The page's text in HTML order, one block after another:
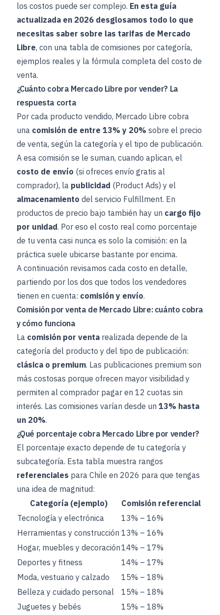
los costos puede ser complejo. En esta guía
actualizada en 2026 desglosamos todo lo que
necesitas saber sobre las tarifas de Mercado
Libre, con una tabla de comisiones por categoría,
ejemplos reales y la fórmula completa del costo de
venta.
¿Cuánto cobra Mercado Libre por vender? La
respuesta corta
Por cada producto vendido, Mercado Libre cobra
una comisión de entre 13% y 20% sobre el precio
de venta, según la categoría y el tipo de publicación.
A esa comisión se le suman, cuando aplican, el
costo de envío (si ofreces envío gratis al
comprador), la publicidad (Product Ads) y el
almacenamiento del servicio Fulfillment. En
productos de precio bajo también hay un cargo fijo
por unidad. Por eso el costo real como porcentaje
de tu venta casi nunca es solo la comisión: en la
práctica suele ubicarse bastante por encima.
A continuación revisamos cada costo en detalle,
partiendo por los dos que todos los vendedores
tienen en cuenta: comisión y envío.
Comisión por venta de Mercado Libre: cuánto cobra
y cómo funciona
La comisión por ventarealizada depende de la
categoría del producto y del tipo de publicación:
clásica o premium. Las publicaciones premium son
más costosas porque ofrecen mayor visibilidad y
permiten al comprador pagar en 12 cuotas sin
interés. Las comisiones varían desde un 13% hasta
un 20%.
¿Qué porcentaje cobra Mercado Libre por vender?
El porcentaje exacto depende de tu categoría y
subcategoría. Esta tabla muestra rangos
referenciales para Chile en 2026 para que tengas
una idea de magnitud:
Categoría (ejemplo)
Comisión referencial
Tecnología y electrónica
13% – 16%
Herramientas y construcción 13% – 16%
Hogar, muebles y decoración14% – 17%
Deportes y fitness
14% – 17%
Moda, vestuario y calzado
15% – 18%
Belleza y cuidado personal
15% – 18%
Juguetes y bebés
15% – 18%